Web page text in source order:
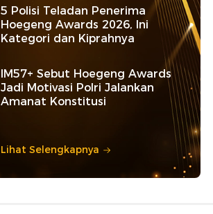
5 Polisi Teladan Penerima
Hoegeng Awards 2026, Ini
Kategori dan Kiprahnya
IM57+ Sebut Hoegeng Awards
Jadi Motivasi Polri Jalankan
Amanat Konstitusi
Lihat Selengkapnya